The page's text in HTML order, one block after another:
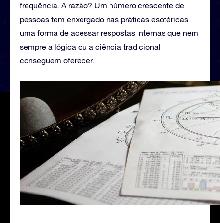
frequência. A razão? Um número crescente de
pessoas tem enxergado nas práticas esotéricas
uma forma de acessar respostas internas que nem
sempre a lógica ou a ciência tradicional
conseguem oferecer.